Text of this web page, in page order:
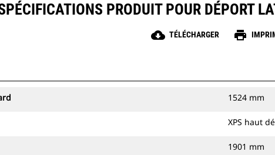
PRODUIT POUR DÉPORT
cloud_download TÉLÉCHARGER print
1524 mm
XPS haut
1901 mm